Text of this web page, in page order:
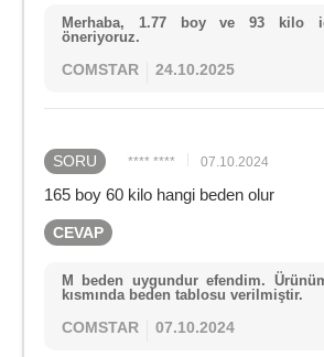
Merhaba, 1.77 boy ve 93 kilo
öneriyoruz.
COMSTAR 24.10.2025
SORU **** **** 07.10.2024
165 boy 60 kilo hangi beden olur
CEVAP
M beden uygundur efendim.
kısmında beden tablosu verilmiştir.
COMSTAR 07.10.2024